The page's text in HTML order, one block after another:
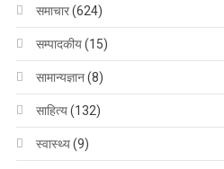
समाचार(624)
सम्पादकीय(15)
सामान्यज्ञान(8)
साहित्य(132)
स्वास्थ्य(9)